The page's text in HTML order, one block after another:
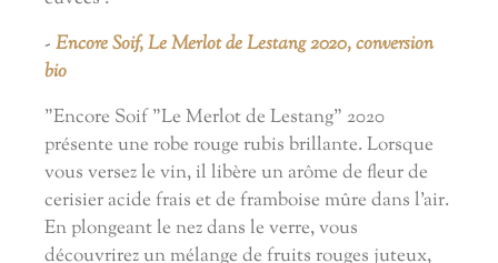
- Encore Soif, Le Merlot de Lestang 2020, conversion
bio
"Encore Soif "Le Merlot de Lestang" 2020
présente une robe rouge rubis brillante. Lorsque
vous versez le vin, il libère un arôme de fleur de
cerisier acide frais et de framboise mûre dans l'air.
En plongeant le nez dans le verre, vous
découvrirez un mélange de fruits rouges juteux,